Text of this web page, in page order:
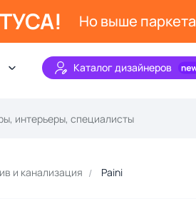
Но выше паркета
Каталог дизайнеров
и канализация Paini